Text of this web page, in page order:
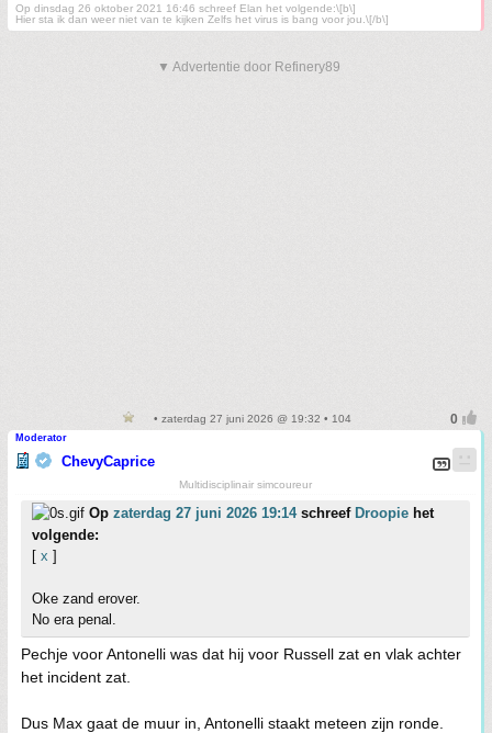
Op dinsdag 26 oktober 2021 16:46 schreef Elan het volgende:\[b\]
Hier sta ik dan weer niet van te kijken Zelfs het virus is bang voor jou.\[/b\]
▼ Advertentie door Refinery89
• zaterdag 27 juni 2026 @ 19:32 • 104
Moderator
ChevyCaprice
Multidisciplinair simcoureur
Op zaterdag 27 juni 2026 19:14schreef Droopie het
volgende:
[ x ]
Oke zand erover.
No era penal.
Pechje voor Antonelli was dat hij voor Russell zat en vlak achter
het incident zat.
Dus Max gaat de muur in, Antonelli staakt meteen zijn ronde.